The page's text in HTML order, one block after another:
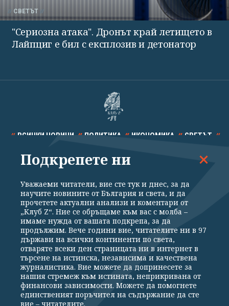
СВЕТЪТ
"Сериозна атака". Дронът край летището в
Лайпциг е бил с експлозив и детонатор
ВСИЧКИ НОВИНИ ПОЛИТИКА ИКОНОМИКА СВЕТЪТ
СПОРТ КУЛТУРА ТЕХНОЛОГИИ КАЛЕЙДОСКОП
Общи условия
Политика за поверителност
Реклама
Партньори Контакти
За Клуб Z
Екип
Подкрепете ни
Издател на www.clubz.bg е „Клуб Зебра Медия“ ЕООД, София, ул. "Алеко
Подкрепете ни
Уважаеми читатели, вие сте тук и днес, за да
научите новините от България и света, и да
прочетете актуални анализи и коментари от
„Клуб Z“. Ние се обръщаме към вас с молба –
имаме нужда от вашата подкрепа, за да
продължим. Вече години вие, читателите ни в 97
държави на всички континенти по света,
отваряте всеки ден страницата ни в интернет в
търсене на истинска, независима и качествена
журналистика. Вие можете да допринесете за
нашия стремеж към истината, неприкривана от
финансови зависимости. Можете да помогнете
единственият поръчител на съдържание да сте
вие – читателите.